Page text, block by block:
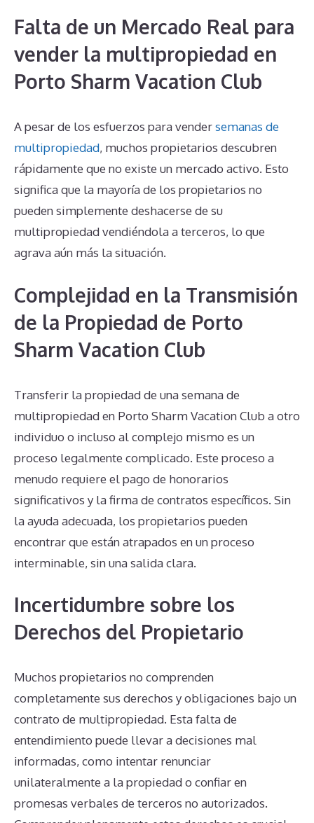
Falta de un Mercado Real para
vender la multipropiedad en
Porto Sharm Vacation Club
A pesar de los esfuerzos para vendersemanas de
multipropiedad, muchos propietarios descubren
rápidamente que no existe un mercado activo. Esto
significa que la mayoría de los propietarios no
pueden simplemente deshacerse de su
multipropiedad vendiéndola a terceros, lo que
agrava aún más la situación.
Complejidad en la Transmisión
de la Propiedad de Porto
Sharm Vacation Club
Transferir la propiedad de una semana de
multipropiedad en Porto Sharm Vacation Club a otro
individuo o incluso al complejo mismo es un
proceso legalmente complicado. Este proceso a
menudo requiere el pago de honorarios
significativos y la firma de contratos específicos. Sin
la ayuda adecuada, los propietarios pueden
encontrar que están atrapados en un proceso
interminable, sin una salida clara.
Incertidumbre sobre los
Derechos del Propietario
Muchos propietarios no comprenden
completamente sus derechos y obligaciones bajo un
contrato de multipropiedad. Esta falta de
entendimiento puede llevar a decisiones mal
informadas, como intentar renunciar
unilateralmente a la propiedad o confiar en
promesas verbales de terceros no autorizados.